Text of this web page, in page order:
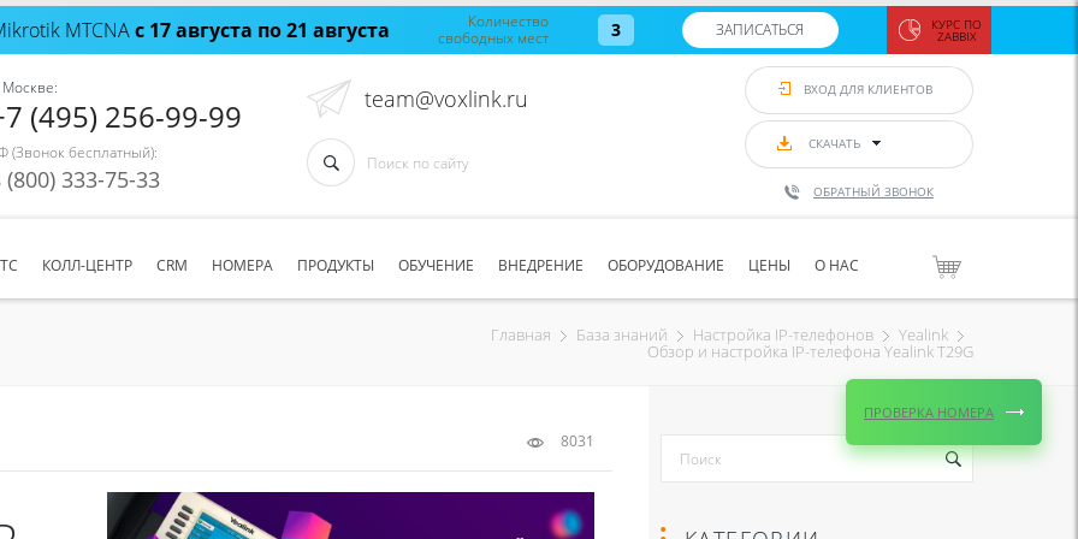
MTCNAс 17 августа по 21 августа
Количество
свободных мест
3 ЗАПИСАТЬСЯ КУРС ПО
ZABBIX
ВХОД ДЛЯ КЛИЕНТОВ
СКАЧАТЬ
ОБРАТНЫЙ ЗВОНОК
(495) 256-99-99
(Звонок бесплатный):
(800) 333-75-33
team@voxlink.ru
КОЛЛ-ЦЕНТР CRM НОМЕРА ПРОДУКТЫ ОБУЧЕНИЕ ВНЕДРЕНИЕ ОБОРУДОВАНИЕ ЦЕНЫ О НАС
Главная База знаний Настройка IP-телефонов Yealink
Обзор и настройка IP-телефона Yealink T29G
8031
ПРОВЕРКА НОМЕРА